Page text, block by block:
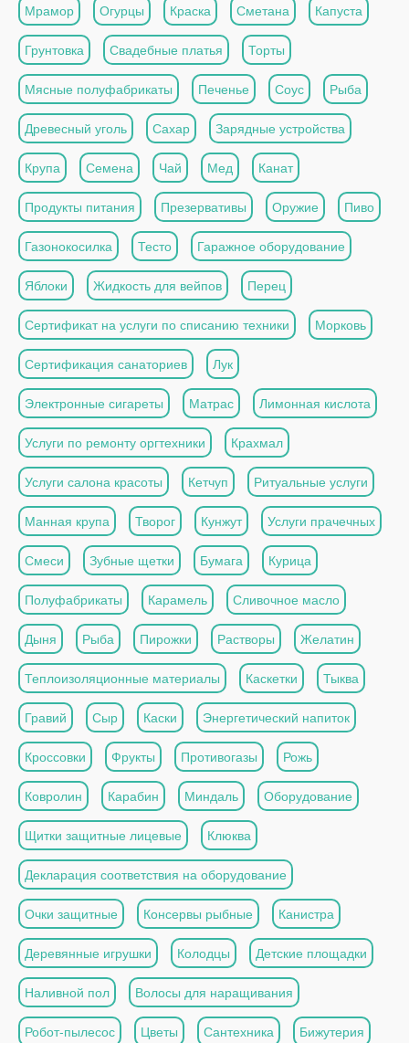
Мрамор Огурцы Краска Сметана Капуста
Грунтовка Свадебные платья Торты
Мясные полуфабрикаты Печенье Соус Рыба
Древесный уголь Сахар Зарядные устройства
Крупа Семена Чай Мед Канат
Продукты питания Презервативы Оружие Пиво
Газонокосилка Тесто Гаражное оборудование
Яблоки Жидкость для вейпов Перец
Сертификат на услуги по списанию техники Морковь
Сертификация санаториев Лук
Электронные сигареты Матрас Лимонная кислота
Услуги по ремонту оргтехники Крахмал
Услуги салона красоты Кетчуп Ритуальные услуги
Манная крупа Творог Кунжут Услуги прачечных
Смеси Зубные щетки Бумага Курица
Полуфабрикаты Карамель Сливочное масло
Дыня Рыба Пирожки Растворы Желатин
Теплоизоляционные материалы Каскетки Тыква
Гравий Сыр Каски Энергетический напиток
Кроссовки Фрукты Противогазы Рожь
Ковролин Карабин Миндаль Оборудование
Щитки защитные лицевые Клюква
Декларация соответствия на оборудование
Очки защитные Консервы рыбные Канистра
Деревянные игрушки Колодцы Детские площадки
Наливной пол Волосы для наращивания
Робот-пылесос Цветы Сантехника Бижутерия